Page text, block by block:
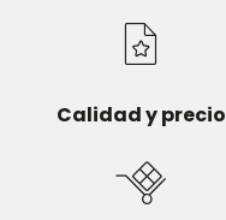
Calidad y precio